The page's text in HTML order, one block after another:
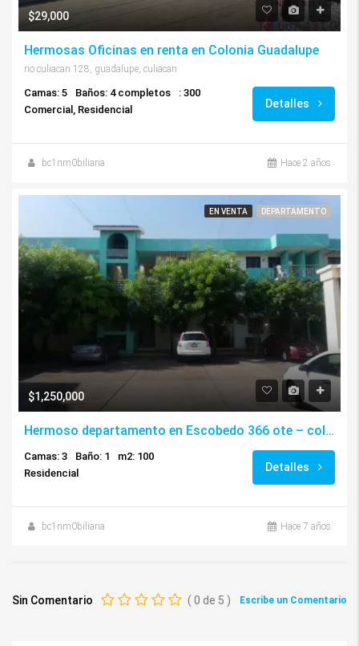
$29,000
Hermosas Oficinas en renta en Colonia Guadalupe
rio culiacan 128, guadalupe, culiacan
Camas: 5 Baños: 4 completos
: 300
Comercial, Residencial
Detalles
bc1nm0biliaria Hace 2 años
EN VENTA DEPARTAMENTO
$1,250,000
Hermoso departamento en Escobedo 366 ote – col Centro
Camas: 3 Baño: 1
m2: 100
Residencial
Detalles
bc1nm0biliaria Hace 7 años
Sin Comentario (0 de 5 ) Escribe un Comentario